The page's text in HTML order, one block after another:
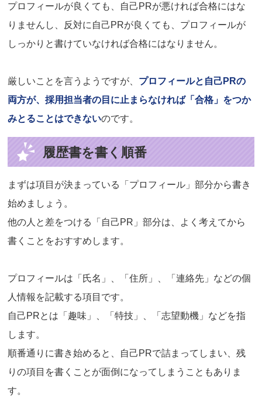
プロフィールが良くても、自己PRが悪ければ合格にはな
りませんし、反対に自己PRが良くても、プロフィールが
しっかりと書けていなければ合格にはなりません。
厳しいことを言うようですが、 プロフィールと自己PRの
両方が、採用担当者の目に止まらなければ「合格」をつか
みとることはできないのです。
履歴書を書く順番
まずは項目が決まっている「プロフィール」部分から書き
始めましょう。
他の人と差をつける「自己PR」部分は、よく考えてから
書くことをおすすめします。
プロフィールは「氏名」、「住所」、「連絡先」などの個
人情報を記載する項目です。
自己PRとは「趣味」、「特技」、「志望動機」などを指
します。
順番通りに書き始めると、自己PRで詰まってしまい、残
りの項目を書くことが面倒になってしまうこともありま
す。